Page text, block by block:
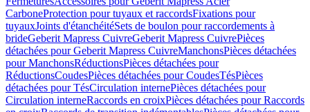
CarboneProtection pour tuyaux et raccordsFixations pour
tuyauxJoints d'étanchéitéSets de boulon pour raccordements à
brideGeberit Mapress CuivreGeberit Mapress CuivrePièces
détachées pour Geberit Mapress CuivreManchonsPièces détachées
pour ManchonsRéductionsPièces détachées pour
RéductionsCoudesPièces détachées pour CoudesTésPièces
détachées pour TésCirculation internePièces détachées pour
Circulation interneRaccords en croixPièces détachées pour Raccords